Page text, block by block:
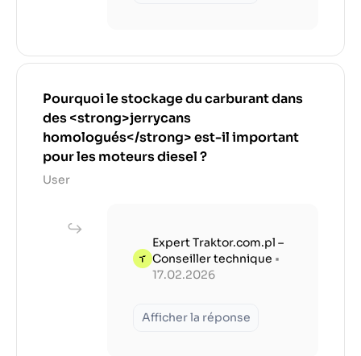
Pourquoi le stockage du carburant dans
des <strong>jerrycans
homologués</strong> est-il important
pour les moteurs diesel ?
User
Expert Traktor.com.pl –
Conseiller technique •
17.02.2026
Afficher la réponse